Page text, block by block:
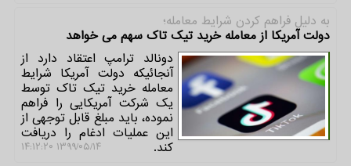
به دلیل فراهم كردن شرایط معامله؛
دولت آمریكا از معامله خرید تیك تاك سهم می خواهد
دونالد ترامپ اعتقاد دارد از
آنجائیكه دولت آمریكا شرایط
معامله خرید تیك تاك توسط
یك شركت آمریكایی را فراهم
نموده، باید مبلغ قابل توجهی از
این عملیات ادغام را دریافت
كند. ۱۳۹۹/۰۵/۱۴ ۱۴:۱۲:۲۰